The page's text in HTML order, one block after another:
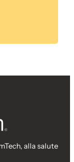
alla salute